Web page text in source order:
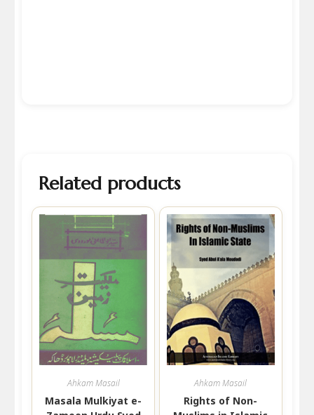
Related products
Ahkam Masail
Masala Mulkiyat e-
Ahkam Masail
Rights of Non-